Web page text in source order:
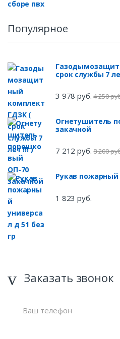
Популярное
срок службы 7
3 978 руб. 4 250
Огнетушитель
закачной
7 212 руб. 8 200
Рукав пожарный
1 823 руб.
Заказать звонок